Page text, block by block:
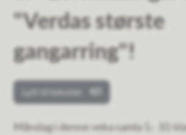
"Verdas største
gangarring"!
Lytt til teksten
Måndag i denne veka samla 5.- 10.